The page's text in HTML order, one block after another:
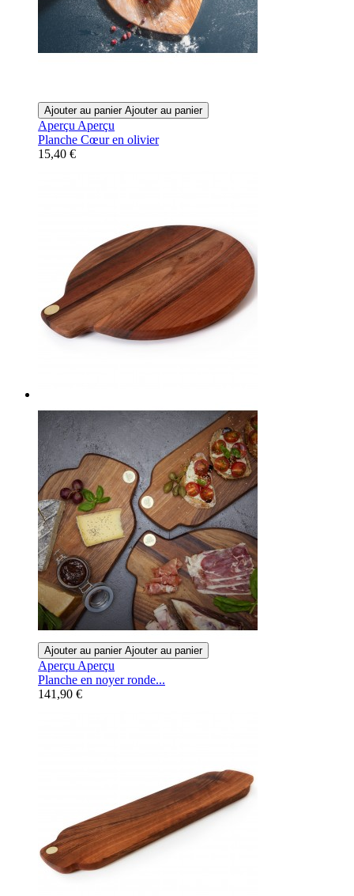
Ajouter au panier Ajouter au panier
Aperçu Aperçu
Planche Cœur en olivier
15,40 €
Ajouter au panier Ajouter au panier
Aperçu Aperçu
Planche en noyer ronde...
141,90 €